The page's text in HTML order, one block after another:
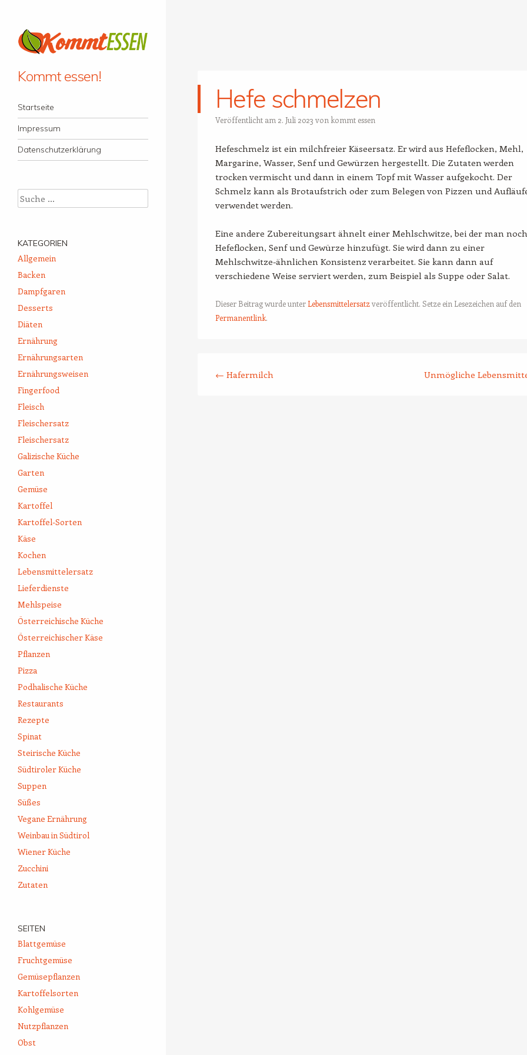
Kommt essen!
Menü
Zum Inhalt springen
Startseite
Impressum
Datenschutzerklärung
Hefe schmelzen
Veröffentlicht am 2. Juli 2023 von kommt essen
Hefeschmelz ist ein milchfreier Käseersatz. Er wird aus Hefeflocken, Mehl,
Margarine, Wasser, Senf und Gewürzen hergestellt. Die Zutaten werden
trocken vermischt und dann in einem Topf mit Wasser aufgekocht. Der
Schmelz kann als Brotaufstrich oder zum Belegen von Pizzen und
verwendet werden.
Eine andere Zubereitungsart ähnelt einer Mehlschwitze, bei der man noch
Hefeflocken, Senf und Gewürze hinzufügt. Sie wird dann zu einer
Mehlschwitze-ähnlichen Konsistenz verarbeitet. Sie kann dann auf
verschiedene Weise serviert werden, zum Beispiel als Suppe oder Salat.
Dieser Beitrag wurde unterLebensmittelersatzveröffentlicht. Setze ein Lesezeichen auf den
Permanentlink.
← Hafermilch Unmögliche
Suche
KATEGORIEN
Allgemein
Backen
Dampfgaren
Desserts
Diäten
Ernährung
Ernährungsarten
Ernährungsweisen
Fingerfood
Fleisch
Fleischersatz
Fleischersatz
Galizische Küche
Garten
Gemüse
Kartoffel
Kartoffel-Sorten
Käse
Kochen
Lebensmittelersatz
Lieferdienste
Mehlspeise
Österreichische Küche
Österreichischer Käse
Pflanzen
Pizza
Podhalische Küche
Restaurants
Rezepte
Spinat
Steirische Küche
Südtiroler Küche
Suppen
Süßes
Vegane Ernährung
Weinbau in Südtirol
Wiener Küche
Zucchini
Zutaten
SEITEN
Blattgemüse
Fruchtgemüse
Gemüsepflanzen
Kartoffelsorten
Kohlgemüse
Nutzpflanzen
Obst